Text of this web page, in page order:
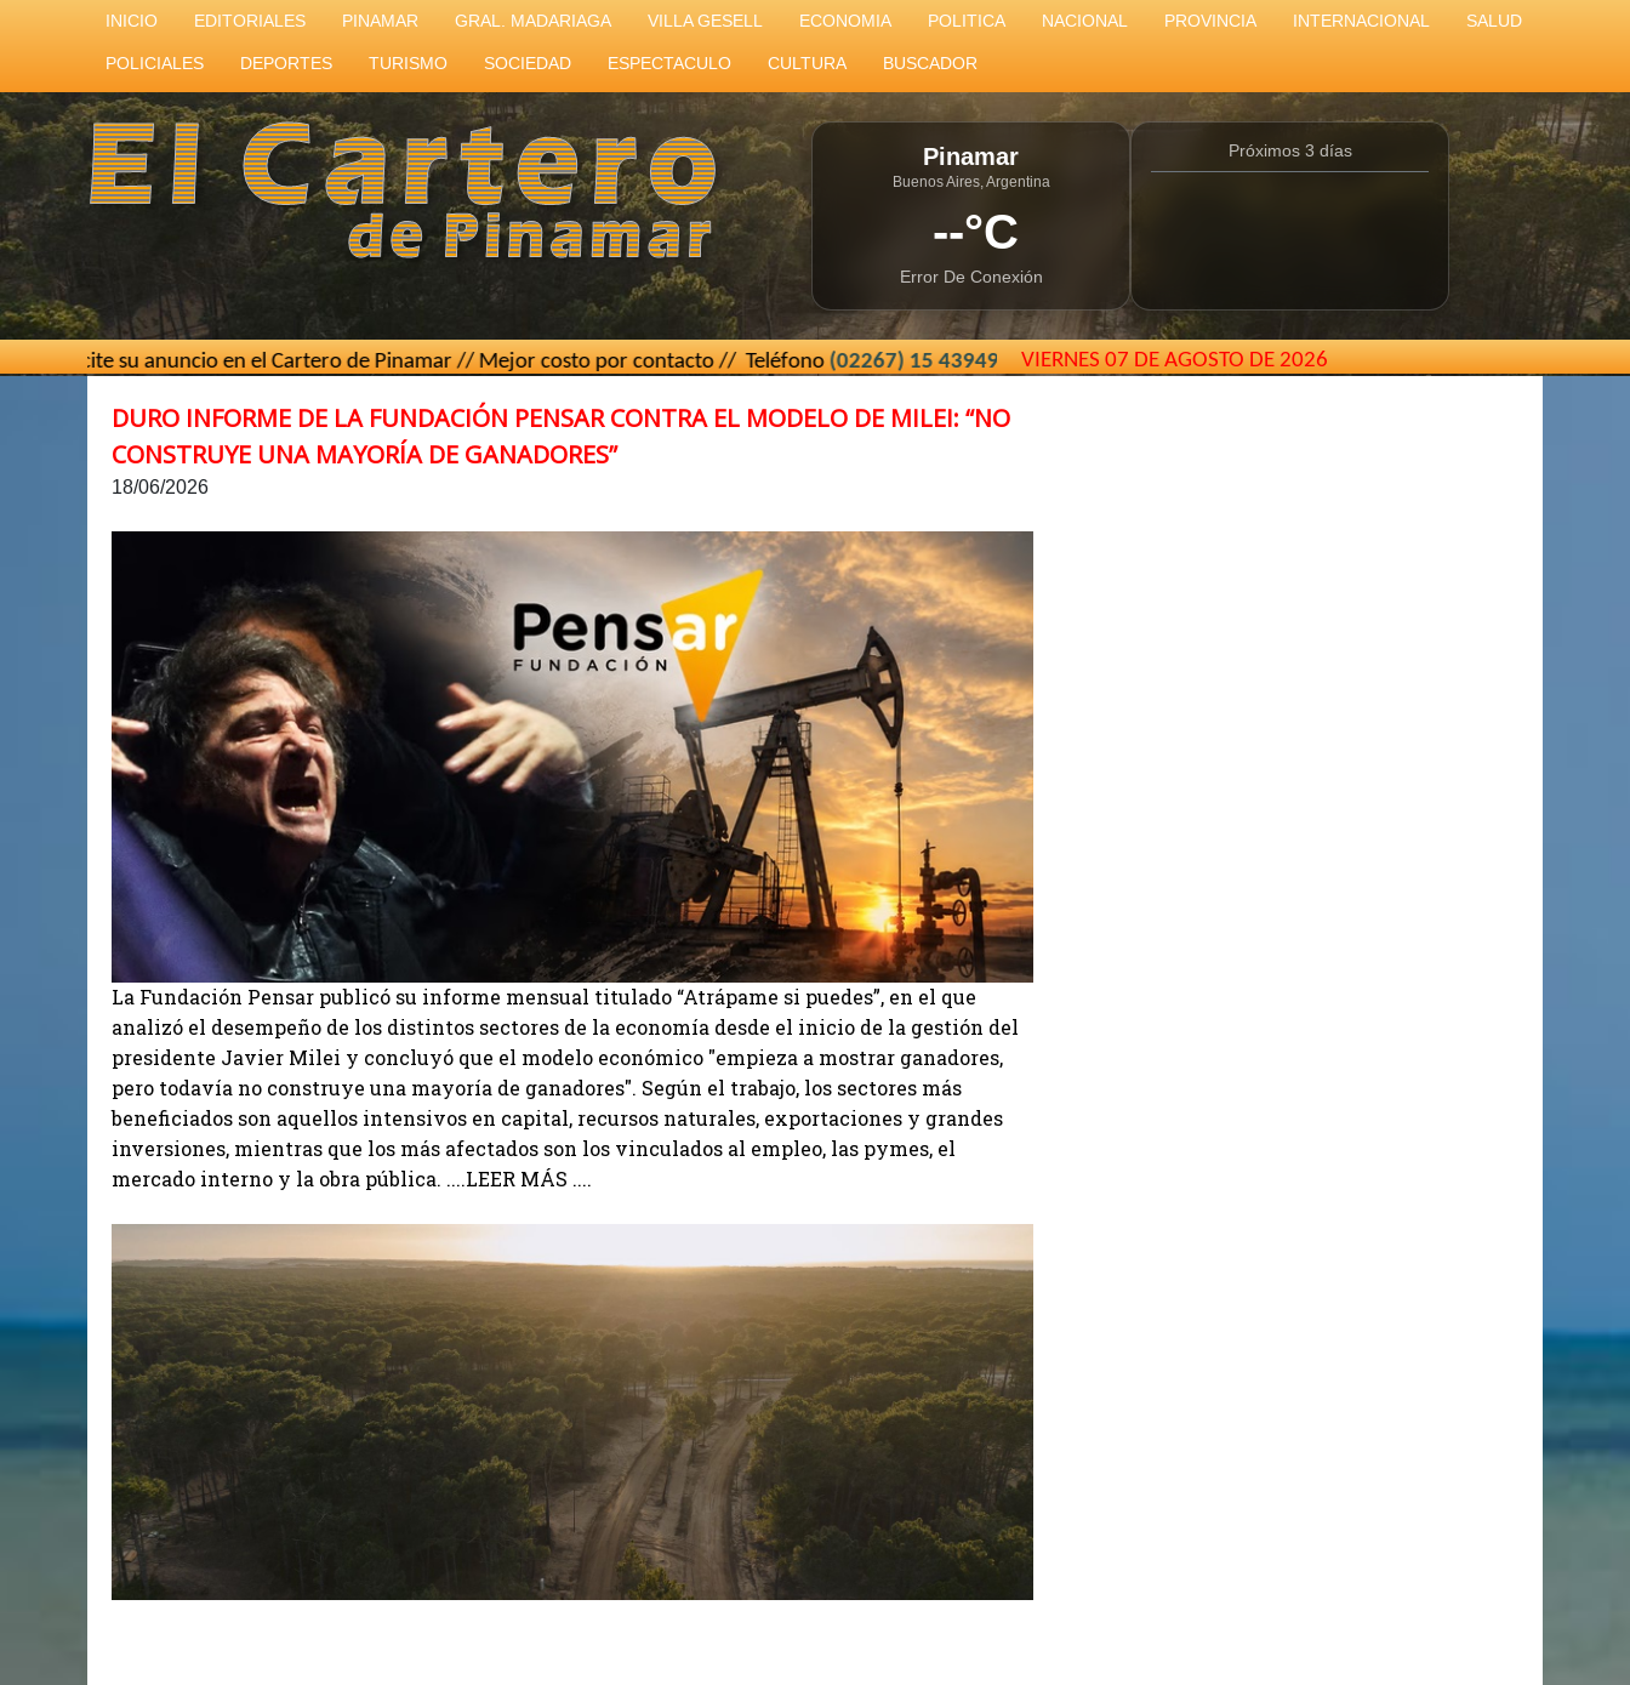
INICIO EDITORIALES PINAMAR GRAL. MADARIAGA VILLA GESELL ECONOMIA POLITICA NACIONAL PROVINCIA INTERNACIONAL SALUD
POLICIALES DEPORTES TURISMO SOCIEDAD ESPECTACULO CULTURA BUSCADOR
Pinamar
Buenos Aires, Argentina
--°C
Error De Conexión
Próximos 3 días
anuncio en el Cartero de Pinamar // Mejor costo por contacto // Teléfono(02267) 15 439493// El Cartero de Pinamar - Buenos Aires - Argentina //
VIERNES 07 DE AGOSTO DE 2026
DURO INFORME DE LA FUNDACIÓN PENSAR CONTRA EL MODELO DE MILEI: “NO
CONSTRUYE UNA MAYORÍA DE GANADORES”
18/06/2026
La Fundación Pensar publicó su informe mensual titulado “Atrápame si puedes”, en el que
analizó el desempeño de los distintos sectores de la economía desde el inicio de la gestión del
presidente Javier Milei y concluyó que el modelo económico "empieza a mostrar ganadores,
pero todavía no construye una mayoría de ganadores". Según el trabajo, los sectores más
beneficiados son aquellos intensivos en capital, recursos naturales, exportaciones y grandes
inversiones, mientras que los más afectados son los vinculados al empleo, las pymes, el
mercado interno y la obra pública. ....LEER MÁS ....